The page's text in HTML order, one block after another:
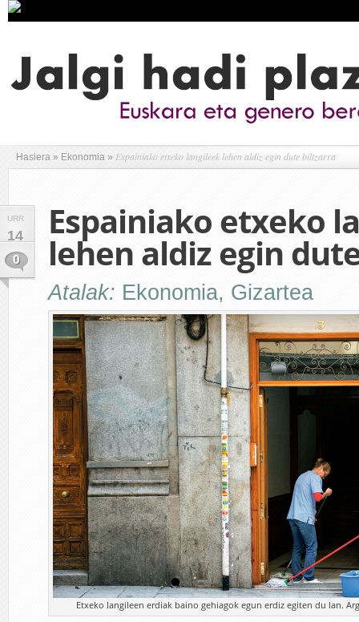
Hasiera » Ekonomia » Espainiako etxeko langileek lehen aldiz egin dute biltzarra
URR
14
0
Espainiako etxeko
lehen aldiz egin
Atalak: Ekonomia, Gizartea
Etxeko langileen erdiak baino gehiagok egun erdiz egiten du lan.